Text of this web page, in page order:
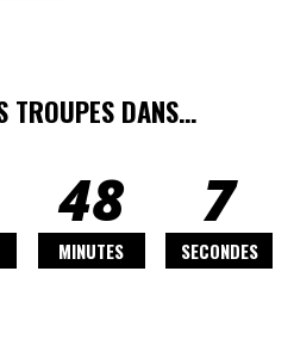
TROUPES DANS…
48
MINUTES
4
SECONDES